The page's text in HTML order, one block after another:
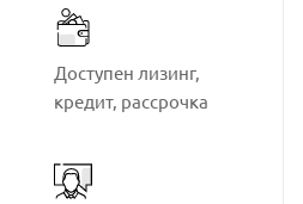
Доступен лизинг,
кредит, рассрочка